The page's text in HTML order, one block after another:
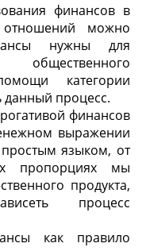
финансов в
отношений можно
нужны для
общественного
категории
процесс.
финансов
выражении
языком, от
пропорциях мы
продукта,
процесс
как правило